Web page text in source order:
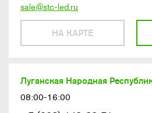
НА КАРТЕ
sale@stc-led.ru
Луганская Народная
08:00-16:00